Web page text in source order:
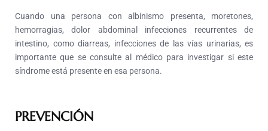
Cuando una persona con albinismo presenta, moretones,
hemorragias, dolor abdominal infecciones recurrentes de
intestino, como diarreas, infecciones de las vías urinarias, es
importante que se consulte al médico para investigar si este
síndrome está presente en esa persona.
PREVENCIÓN